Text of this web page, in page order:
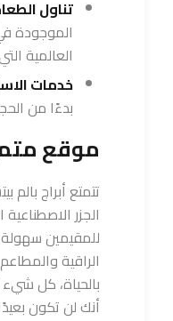
تناول
الموجودة
العالمية
خدمات
بدءًا من
موقع
تتمتع أبراج
الجزر
للمقيمين
الراقية
بالحياة، كل
أنك لن تكون